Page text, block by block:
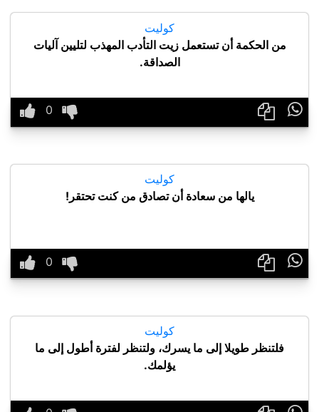
كوليت
من الحكمة أن تستعمل زيت التأدب المهذب لتليين آليات
الصداقة.

كوليت
يالها من سعادة أن تصادق من كنت تحتقر!

كوليت
فلتنظر طويلا إلى ما يسرك، ولتنظر لفترة أطول إلى ما
يؤلمك.